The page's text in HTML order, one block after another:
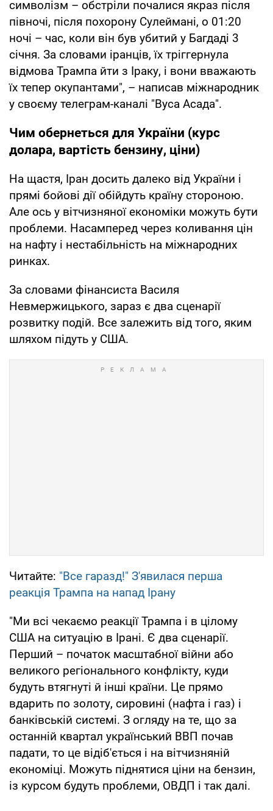
символізм – обстріли почалися якраз після
півночі, після похорону Сулеймані, о 01:20
ночі – час, коли він був убитий у Багдаді 3
січня. За словами іранців, їх тріггернула
відмова Трампа йти з Іраку, і вони вважають
їх тепер окупантами", – написав міжнародник
у своєму телеграм-каналі "Вуса Асада".
Чим обернеться для України (курс
долара, вартість бензину, ціни)
На щастя, Іран досить далеко від України і
прямі бойові дії обійдуть країну стороною.
Але ось у вітчизняної економіки можуть бути
проблеми. Насамперед через коливання цін
на нафту і нестабільність на міжнародних
ринках.
За словами фінансиста Василя
Невмержицького, зараз є два сценарії
розвитку подій. Все залежить від того, яким
шляхом підуть у США.
Читайте: "Все гаразд!" З'явилася перша
реакція Трампа на напад Ірану
"Ми всі чекаємо реакції Трампа і в цілому
США на ситуацію в Ірані. Є два сценарії.
Перший – початок масштабної війни або
великого регіонального конфлікту, куди
будуть втягнуті й інші країни. Це прямо
вдарить по золоту, сировині (нафта і газ) і
банківській системі. З огляду на те, що за
останній квартал український ВВП почав
падати, то це відіб'ється і на вітчизняній
економіці. Можуть піднятися ціни на бензин,
із курсом будуть проблеми, ОВДП і так далі.